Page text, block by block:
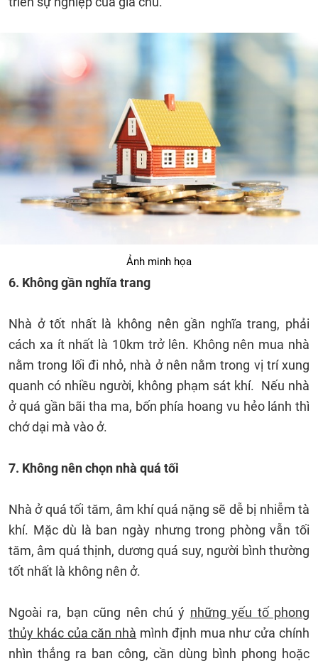
Ảnh minh họa
6. Không gần nghĩa trang
Nhà ở tốt nhất là không nên gần nghĩa trang, phải
cách xa ít nhất là 10km trở lên. Không nên mua nhà
nằm trong lối đi nhỏ, nhà ở nên nằm trong vị trí xung
quanh có nhiều người, không phạm sát khí. Nếu nhà
ở quá gần bãi tha ma, bốn phía hoang vu hẻo lánh thì
chớ dại mà vào ở.
7. Không nên chọn nhà quá tối
Nhà ở quá tối tăm, âm khí quá nặng sẽ dễ bị nhiễm tà
khí. Mặc dù là ban ngày nhưng trong phòng vẫn tối
tăm, âm quá thịnh, dương quá suy, người bình thường
tốt nhất là không nên ở.
Ngoài ra, bạn cũng nên chú ý những yếu tố phong
thủy khác của căn nhà mình định mua như cửa chính
nhìn thẳng ra ban công, cần dùng bình phong hoặc